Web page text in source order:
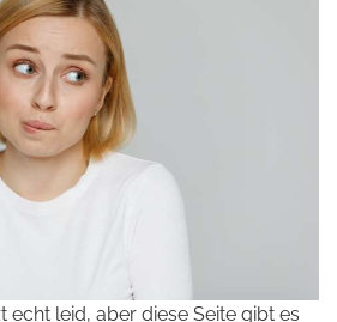
echt leid, aber diese Seite gibt es